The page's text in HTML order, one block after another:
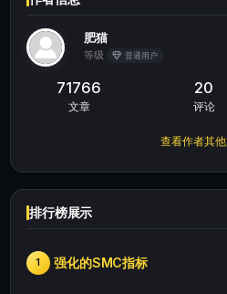
肥猫
等级 普通用户
71766
文章
20
评论
查看作者其
排行榜展示
1 强化的SMC指标